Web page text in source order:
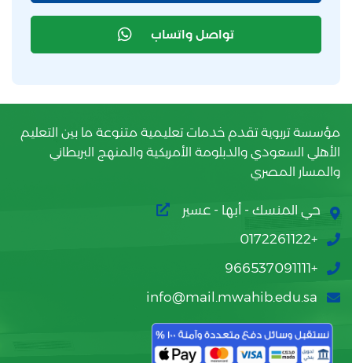
تواصل واتساب
مؤسسة تربوية تقدم خدمات تعليمية متنوعة ما بين التعليم
الأهلي السعودي والدبلومة الأمريكية والمنهج البريطاني
والمسار المصري
حي المنسك - أبها - عسير
+0172261122
+966537091111
info@mail.mwahib.edu.sa